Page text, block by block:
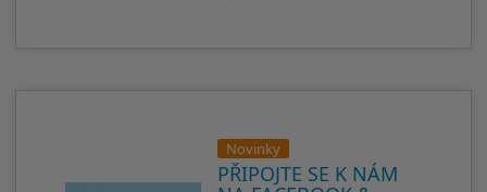
Novinky
PŘIPOJTE SE K NÁM